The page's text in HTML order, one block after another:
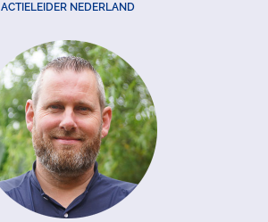
ACTIELEIDER NEDERLAND